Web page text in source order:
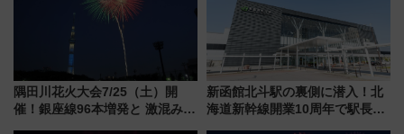
隅田川花火大会7/25（土）開
催！銀座線96本増発と 激混みの
新函館北斗駅の裏側に潜入！北
海道新幹線開業10周年で駅長